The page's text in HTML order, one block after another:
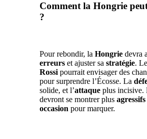
Comment la Hongrie
?
Pour rebondir, la Hongrie devra
erreurs et ajuster sa stratégie. Le
Rossi pourrait envisager des
pour surprendre l’Écosse. La
solide, et l’attaque plus incisive.
devront se montrer plus agressifs
occasion pour marquer.